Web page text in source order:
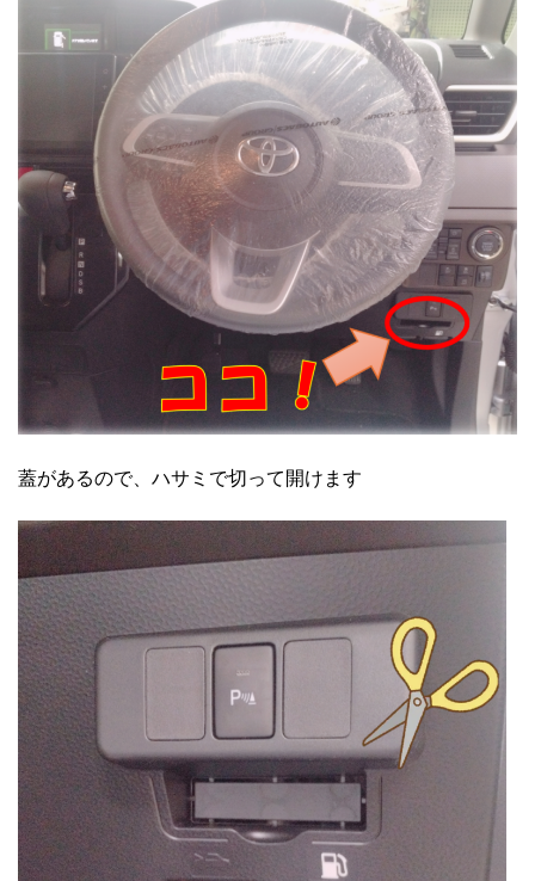
蓋があるので、ハサミで切って開けます